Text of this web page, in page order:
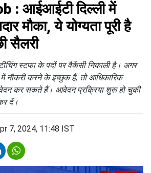
: आईआईटी दिल्ली में
मौका, ये योग्यता पूरी है
सैलरी
स्टफा के पदों पर वैकेंसी निकाली है। अगर
नौकरी करने के इच्छुक हैं, तो आधिकारिक
कर सकते हैं। आवेदन प्रक्रिया शुरू हो चुकी
दें।
7, 2024, 11:48 IST